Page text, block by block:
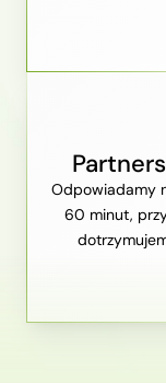
Odpowiadamy
60 minut,